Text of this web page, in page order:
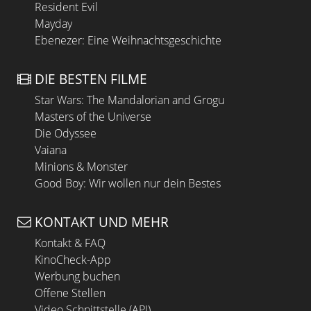
Resident Evil
Mayday
Ebenezer: Eine Weihnachtsgeschichte
DIE BESTEN FILME
Star Wars: The Mandalorian and Grogu
Masters of the Universe
Die Odyssee
Vaiana
Minions & Monster
Good Boy: Wir wollen nur dein Bestes
KONTAKT UND MEHR
Kontakt & FAQ
KinoCheck-App
Werbung buchen
Offene Stellen